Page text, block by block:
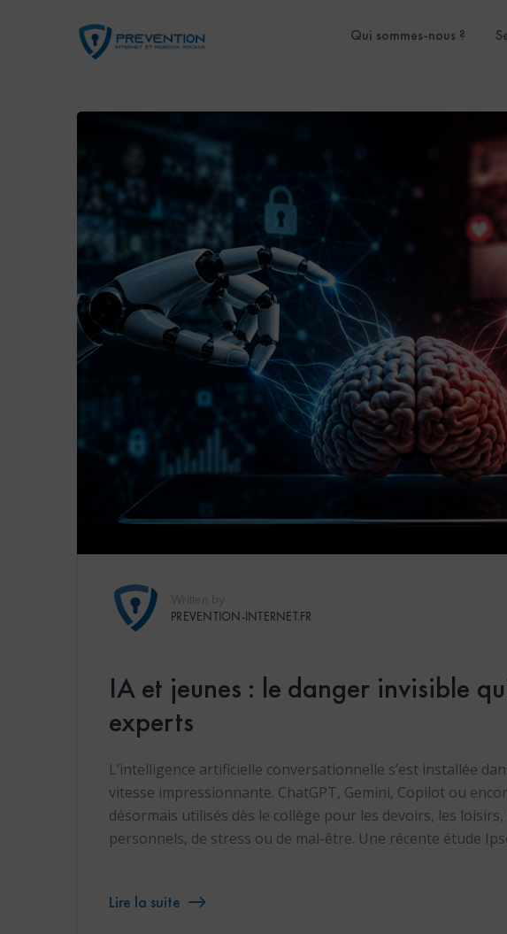
Qui sommes-nous ?
PREVENTION-INTERNET.FR
IA et jeunes : le danger invisible
experts
L’intelligence artificielle conversationnelle s’est installée
vitesse impressionnante. ChatGPT, Gemini, Copilot ou
désormais utilisés dès le collège pour les devoirs, les
personnels, de stress ou de mal-être. Une récente étude
Lire la suite